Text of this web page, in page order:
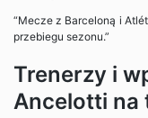
“Mecze z Barceloną i
przebiegu sezonu.”
Trenerzy i
Ancelotti na